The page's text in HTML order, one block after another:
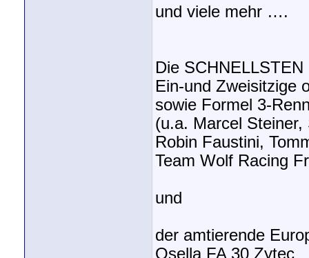
und viele mehr ….
Die
Ein-und Zweisitzige
sowie Formel 3-
(u.a. Marcel
Robin Faustini,
Team Wolf Racing
und
der amtierende
Osella FA 30 Zytec